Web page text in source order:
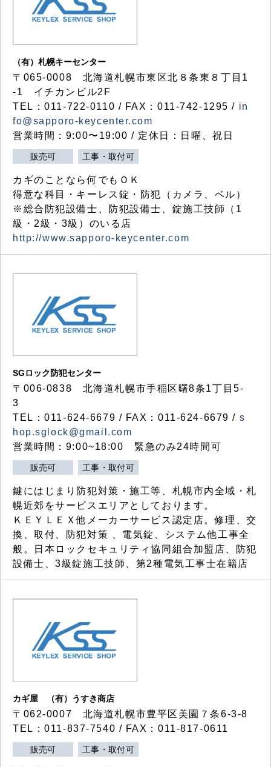
（有）札幌キーセンター
〒065-0008 北海道札幌市東区北８条東８丁目1
-1 イチカンビル2F
TEL：011-722-0110 / FAX：011-742-1295 / in
fo@sapporo-keycenter.com
営業時間：9:00〜19:00 / 定休日：日曜、祝日
販売可 工事・取付可
カギのことなら何でもＯＫ
得意な科目・キーレス錠・防犯（カメラ、ベル）
※総合防犯設備士、防犯設備士、錠施工技師（1
級・2級・3級）のいる店
http://www.sapporo-keycenter.com
SGロック防犯センター
〒006-0838 北海道札幌市手稲区曙8条1丁目5-
3
TEL：011-624-6679 / FAX：011-624-6679 / s
hop.sglock@gmail.com
営業時間：9:00~18:00 緊急のみ24時間可
販売可 工事・取付可
鍵にはじまり防犯対策・施工等、札幌市内全域・札
幌近郊をサービスエリアとしております。
ＫＥＹＬＥＸ他メーカーサービス認定店。修理、交
換、取付、防犯対策 、電気錠、システム他工事全
般。日本ロックセキュリティ協同組合加盟店、防犯
設備士、3級錠施工技師、第2種電気工事士在籍店
カギ屋 （有）うすき商店
〒062-0007 北海道札幌市豊平区美園７条6-3-8
TEL：011-837-7540 / FAX：011-817-0611
販売可 工事・取付可